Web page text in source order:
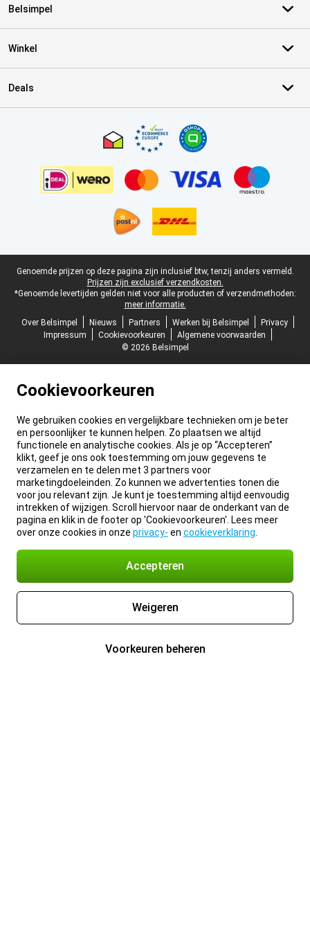
Belsimpel
Winkel
Deals
Juridische voettekst
Genoemde prijzen op deze pagina zijn inclusief btw, tenzij anders vermeld.
Prijzen zijn exclusief verzendkosten.
*Genoemde levertijden gelden niet voor alle producten of verzendmethoden:
meer informatie.
Over Belsimpel
Nieuws Partners Werken bij Belsimpel
Privacy
Impressum
Cookievoorkeuren
Algemene voorwaarden
© 2026 Belsimpel
Cookievoorkeuren
We gebruiken cookies en vergelijkbare technieken om je beter
en persoonlijker te kunnen helpen. Zo plaatsen we altijd
functionele en analytische cookies. Als je op “Accepteren”
klikt, geef je ons ook toestemming om jouw gegevens te
verzamelen en te delen met 3 partners voor
marketingdoeleinden. Zo kunnen we advertenties tonen die
voor jou relevant zijn. Je kunt je toestemming altijd eenvoudig
intrekken of wijzigen. Scroll hiervoor naar de onderkant van de
pagina en klik in de footer op 'Cookievoorkeuren'. Lees meer
over onze cookies in onze privacy- en cookieverklaring
Accepteren
Weigeren
Voorkeuren beheren